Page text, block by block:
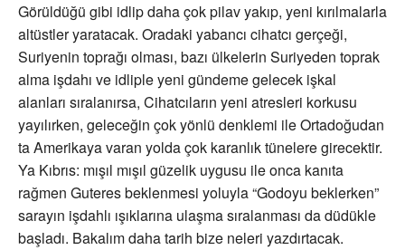
Görüldüğü gibi idlip daha çok pilav yakıp, yeni kırılmalarla
altüstler yaratacak. Oradaki yabancı cihatcı gerçeği,
Suriyenin toprağı olması, bazı ülkelerin Suriyeden toprak
alma işdahı ve idliple yeni gündeme gelecek işkal
alanları sıralanırsa, Cihatcıların yeni atresleri korkusu
yayılırken, geleceğin çok yönlü denklemi ile Ortadoğudan
ta Amerikaya varan yolda çok karanlık tünelere girecektir.
Ya Kıbrıs: mışıl mışıl güzelik uygusu ile onca kanıta
rağmen Guteres beklenmesi yoluyla “Godoyu beklerken”
sarayın işdahlı ışıklarına ulaşma sıralanması da düdükle
başladı. Bakalım daha tarih bize neleri yazdırtacak.